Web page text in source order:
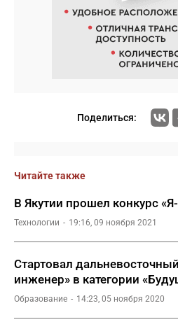
Поделиться:
Читайте также
В Якутии прошел конкурс
Технологии 19:16, 09 ноября 2021
Стартовал
инженер» в категории
Образование 14:23, 05 ноября 2020